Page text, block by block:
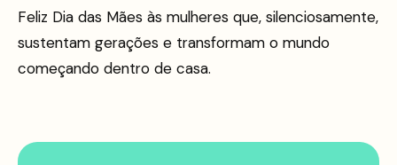
Feliz Dia das Mães às mulheres que, silenciosamente,
sustentam gerações e transformam o mundo
começando dentro de casa.